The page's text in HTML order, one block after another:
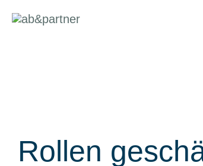
Rollen